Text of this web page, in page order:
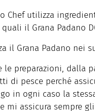
Chef utilizza
il Grana Padano
il Grana Padano nei
le preparazioni, dalla
di pesce perché
in ogni caso la
mi assicura sempre